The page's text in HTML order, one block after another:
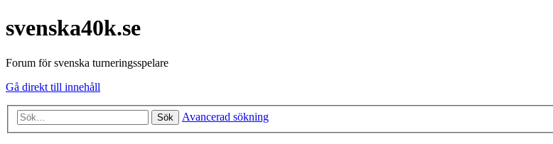
svenska40k.se
Forum för svenska turneringsspelare
Gå direkt till innehåll
Sök Avancerad sökning